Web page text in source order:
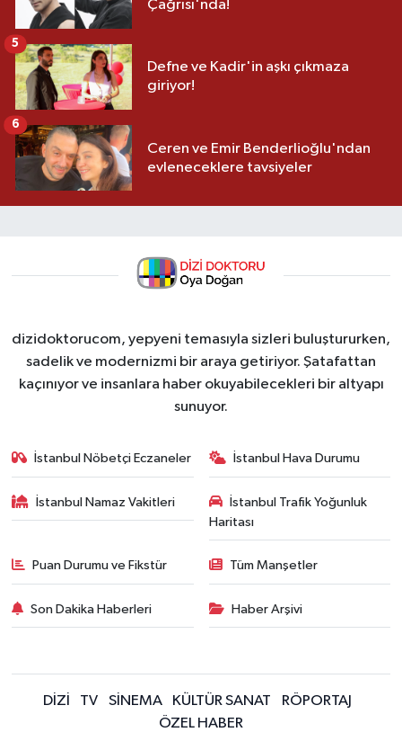
Çağrısı'nda!
Defne ve Kadir'in aşkı çıkmaza
giriyor!
5
Ceren ve Emir Benderlioğlu'ndan
evleneceklere tavsiyeler
6
dizidoktorucom, yepyeni temasıyla sizleri buluştururken,
sadelik ve modernizmi bir araya getiriyor. Şatafattan
kaçınıyor ve insanlara haber okuyabilecekleri bir altyapı
sunuyor.
İstanbul Nöbetçi Eczaneler İstanbul Hava Durumu
İstanbul Namaz Vakitleri
İstanbul Trafik Yoğunluk
Haritası
Puan Durumu ve Fikstür Tüm Manşetler
Son Dakika Haberleri Haber Arşivi
DİZİ TV SİNEMA KÜLTÜR SANAT
RÖPORTAJ
ÖZEL HABER